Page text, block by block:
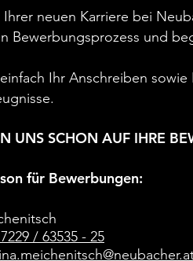
Ihrer neuen Karriere bei
Bewerbungsprozess und
Ihr Anschreiben
UNS SCHON AUF IHRE
für Bewerbungen:
/ 63535 - 25
enitsch@ne